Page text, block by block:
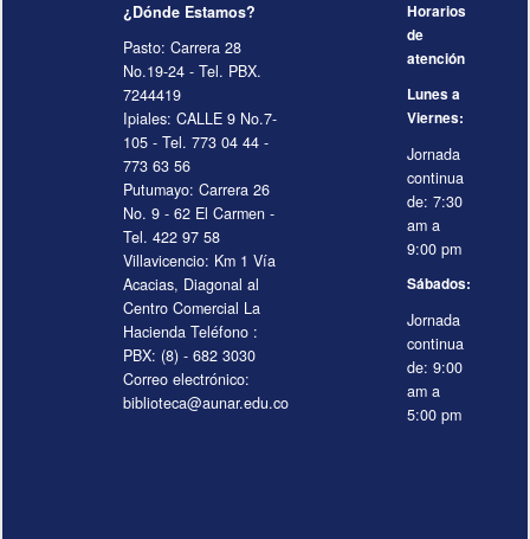
¿Dónde Estamos?
Pasto: Carrera 28
No.19-24 - Tel. PBX.
7244419
Ipiales: CALLE 9 No.7-
105 - Tel. 773 04 44 -
773 63 56
Putumayo: Carrera 26
No. 9 - 62 El Carmen -
Tel. 422 97 58
Villavicencio: Km 1 Vía
Acacias, Diagonal al
Centro Comercial La
Hacienda Teléfono :
PBX: (8) - 682 3030
Correo electrónico:
biblioteca@aunar.edu.co
Horarios
de
atención
Lunes a
Viernes:
Jornada
continua
de: 7:30
am a
9:00 pm
Sábados:
Jornada
continua
de: 9:00
am a
5:00 pm